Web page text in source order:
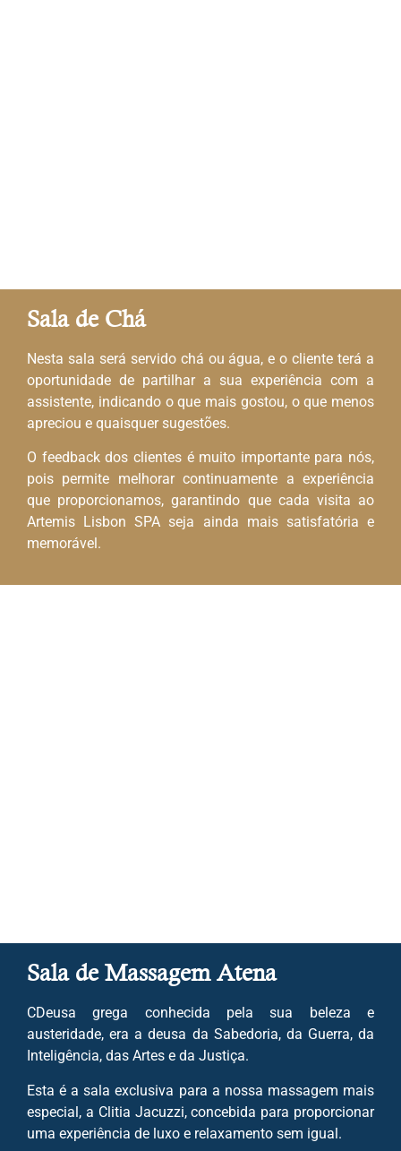
Sala de Chá
Nesta sala será servido chá ou água, e o cliente terá a
oportunidade de partilhar a sua experiência com a
assistente, indicando o que mais gostou, o que menos
apreciou e quaisquer sugestões.
O feedback dos clientes é muito importante para nós,
pois permite melhorar continuamente a experiência
que proporcionamos, garantindo que cada visita ao
Artemis Lisbon SPA seja ainda mais satisfatória e
memorável.
Sala de Massagem Atena
CDeusa grega conhecida pela sua beleza e
austeridade, era a deusa da Sabedoria, da Guerra, da
Inteligência, das Artes e da Justiça.
Esta é a sala exclusiva para a nossa massagem mais
especial, a Clitia Jacuzzi, concebida para proporcionar
uma experiência de luxo e relaxamento sem igual.